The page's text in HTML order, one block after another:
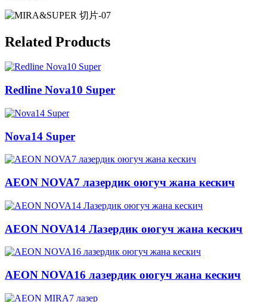
Related Products
Redline Nova10 Super
Nova14 Super
AEON NOVA7 лазердик оюгуч жана кескич
AEON NOVA14 Лазердик оюгуч жана кескич
AEON NOVA16 лазердик оюгуч жана кескич